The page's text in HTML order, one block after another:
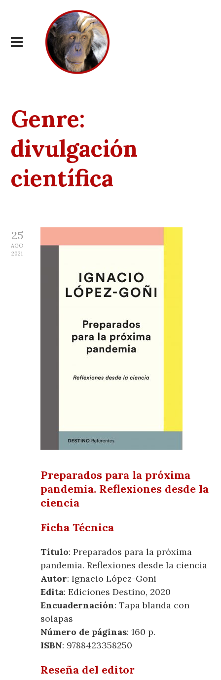
Genre:
divulgación
científica
25
AGO
2021
Preparados para la próxima
pandemia. Reflexiones desde la
ciencia
Ficha Técnica
Título: Preparados para la próxima
pandemia. Reflexiones desde la ciencia
Autor: Ignacio López-Goñi
Edita: Ediciones Destino, 2020
Encuadernación: Tapa blanda con
solapas
Número de páginas: 160 p.
ISBN: 9788423358250
Reseña del editor